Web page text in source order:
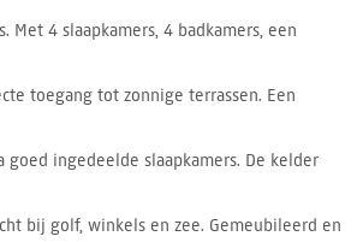
4 slaapkamers, 4 badkamers, een
toegang tot zonnige terrassen. Een
ingedeelde slaapkamers. De kelder
bij golf, winkels en zee. Gemeubileerd en